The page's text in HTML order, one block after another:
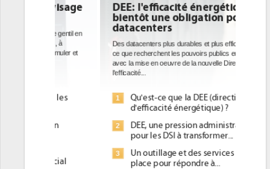
DEE: l'efficacité énergétique
bientôt une obligation pour les
datacenters
Des datacenters plus durables et plus efficaces, c'est
ce que recherchent les pouvoirs publics européens
avec la mise en oeuvre de la nouvelle Directive sur
Qu'est-ce que la DEE (directive
d'efficacité énergétique) ?
DEE, une pression administrative
pour les DSI à transformer...
Un outillage et des services déjà en
place pour répondre à...